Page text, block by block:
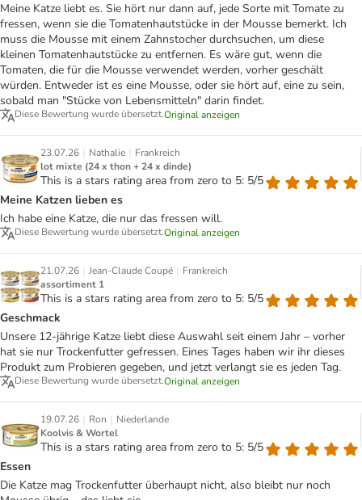
Meine Katze liebt es. Sie hört nur dann auf, jede Sorte mit Tomate zu
fressen, wenn sie die Tomatenhautstücke in der Mousse bemerkt. Ich
muss die Mousse mit einem Zahnstocher durchsuchen, um diese
kleinen Tomatenhautstücke zu entfernen. Es wäre gut, wenn die
Tomaten, die für die Mousse verwendet werden, vorher geschält
würden. Entweder ist es eine Mousse, oder sie hört auf, eine zu sein,
sobald man "Stücke von Lebensmitteln" darin findet.
Diese Bewertung wurde übersetzt.Original anzeigen
23.07.26 | Nathalie | Frankreich
lot mixte (24 x thon + 24 x dinde)
This is a stars rating area from zero to 5: 5/5
Meine Katzen lieben es
Ich habe eine Katze, die nur das fressen will.
Diese Bewertung wurde übersetzt.Original anzeigen
21.07.26 | Jean-Claude Coupé | Frankreich
assortiment 1
This is a stars rating area from zero to 5: 5/5
Geschmack
Unsere 12-jährige Katze liebt diese Auswahl seit einem Jahr – vorher
hat sie nur Trockenfutter gefressen. Eines Tages haben wir ihr dieses
Produkt zum Probieren gegeben, und jetzt verlangt sie es jeden Tag.
Diese Bewertung wurde übersetzt.Original anzeigen
19.07.26 | Ron | Niederlande
Koolvis & Wortel
This is a stars rating area from zero to 5: 5/5
Essen
Die Katze mag Trockenfutter überhaupt nicht, also bleibt nur noch